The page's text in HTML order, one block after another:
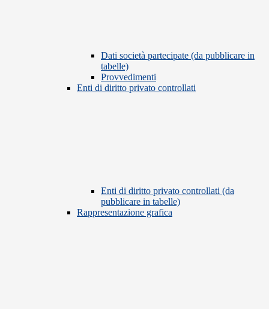
Dati società partecipate (da pubblicare in
tabelle)
Provvedimenti
Enti di diritto privato controllati
Enti di diritto privato controllati (da
pubblicare in tabelle)
Rappresentazione grafica